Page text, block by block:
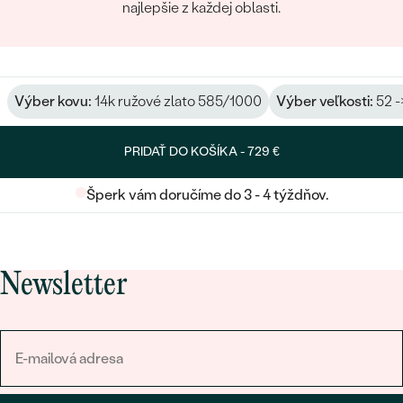
najlepšie z každej oblasti.
Výber kovu: 14k ružové zlato 585/1000 Výber veľkosti: 52 -
PRIDAŤ DO KOŠÍKA -729 €
Šperk vám doručíme do 3 - 4 týždňov.
Newsletter